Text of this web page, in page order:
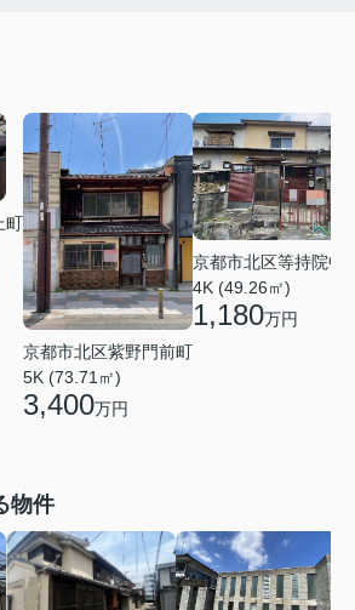
町
京都市北区紫野門前町
5K (73.71㎡)
3,400万円
京都市北区等持院中
4K (49.26㎡)
1,180万円
物件